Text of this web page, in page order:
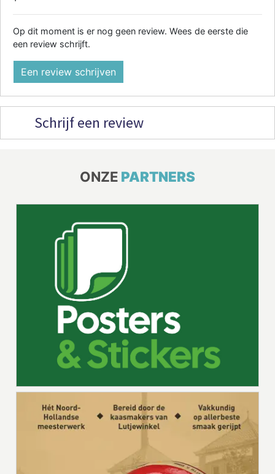
Op dit moment is er nog geen review. Wees de eerste die
een review schrijft.
Een review schrijven
Schrijf een review
ONZE PARTNERS